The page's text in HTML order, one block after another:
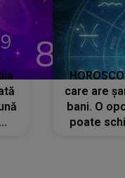
care are
bani. O
poate